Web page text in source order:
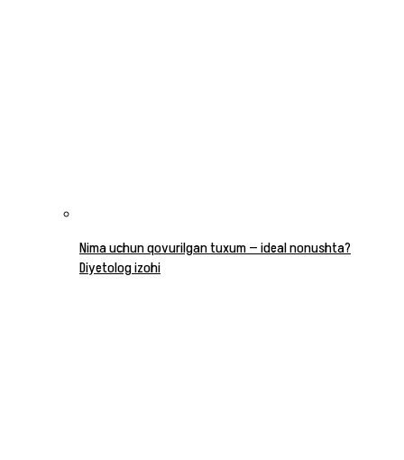
Nima uchun qovurilgan tuxum — ideal nonushta?
Diyetolog izohi